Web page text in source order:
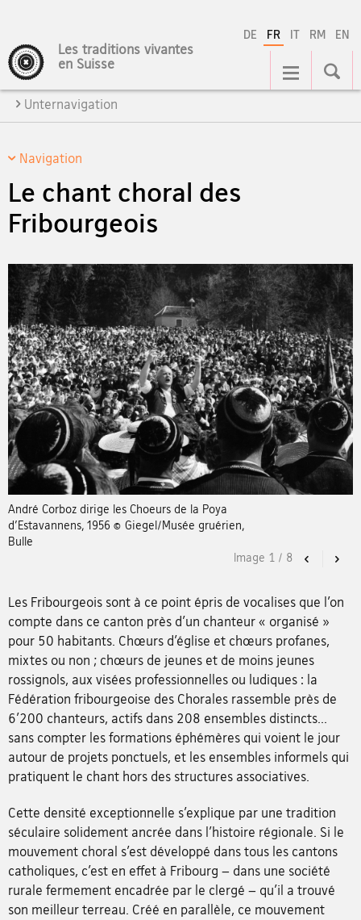
DE FR IT RM EN
Les traditions vivantes
en Suisse
Navigation
Unternavigation
Navigation
Le chant choral des
Fribourgeois
André Corboz dirige les Choeurs de la Poya
d'Estavannens, 1956 © Giegel/Musée gruérien,
Bulle
Previous
Image 1 / 8
Les Fribourgeois sont à ce point épris de vocalises que l’on
compte dans ce canton près d’un chanteur « organisé »
pour 50 habitants. Chœurs d’église et chœurs profanes,
mixtes ou non ; chœurs de jeunes et de moins jeunes
rossignols, aux visées professionnelles ou ludiques : la
Fédération fribourgeoise des Chorales rassemble près de
6’200 chanteurs, actifs dans 208 ensembles distincts...
sans compter les formations éphémères qui voient le jour
autour de projets ponctuels, et les ensembles informels qui
pratiquent le chant hors des structures associatives.
Cette densité exceptionnelle s’explique par une tradition
séculaire solidement ancrée dans l’histoire régionale. Si le
mouvement choral s’est développé dans tous les cantons
catholiques, c’est en effet à Fribourg – dans une société
rurale fermement encadrée par le clergé – qu’il a trouvé
son meilleur terreau. Créé en parallèle, ce mouvement